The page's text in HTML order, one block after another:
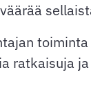
ratkaisuja